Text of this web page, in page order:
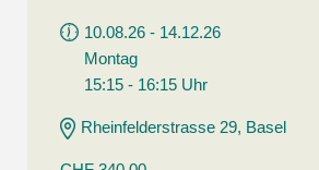
10.08.26 - 14.12.26
Montag
15:15 - 16:15 Uhr
Rheinfelderstrasse 29, Basel